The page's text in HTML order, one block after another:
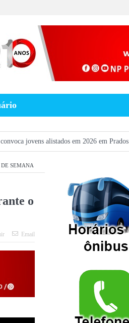
jovens alistados em 2026 em Prados
SEMANA
o
Email